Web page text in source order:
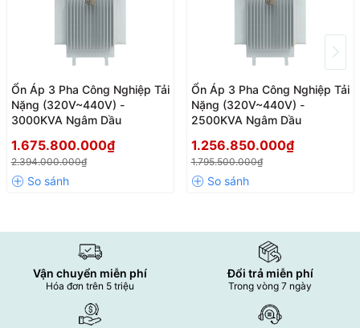
Ổn Áp 3 Pha Công Nghiệp Tải
Nặng (320V~440V) -
3000KVA Ngâm Dầu
1.675.800.000₫
2.394.000.000₫
Ổn Áp 3 Pha Công Nghiệp Tải
Nặng (320V~440V) -
2500KVA Ngâm Dầu
1.256.850.000₫
1.795.500.000₫
Vận chuyển miễn phí
Hóa đơn trên 5 triệu
Đổi trả miễn phí
Trong vòng 7 ngày